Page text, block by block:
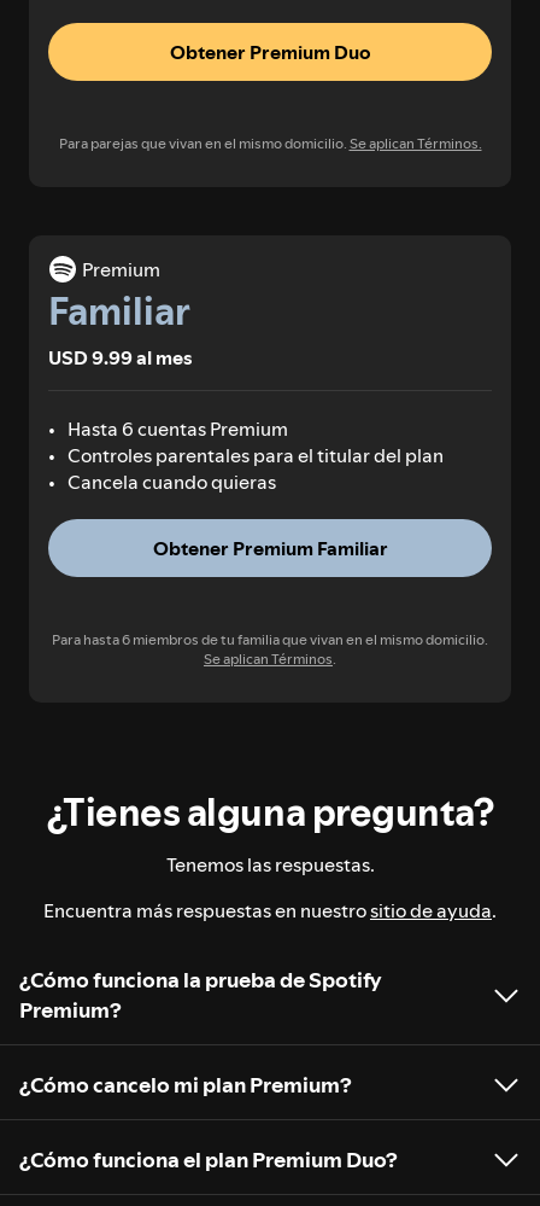
Obtener Premium Duo
Para parejas que vivan en el mismo domicilio.Se aplican Términos.
Premium
Familiar
USD 9.99 al mes
Hasta 6 cuentas Premium
Controles parentales para el titular del plan
Cancela cuando quieras
Obtener Premium Familiar
Para hasta 6 miembros de tu familia que vivan en el mismo domicilio.
Se aplican Términos.
¿Tienes alguna pregunta?
Tenemos las respuestas.
Encuentra más respuestas en nuestrositio de ayuda.
¿Cómo funciona la prueba de Spotify
Premium?
¿Cómo cancelo mi plan Premium?
¿Cómo funciona el plan Premium Duo?